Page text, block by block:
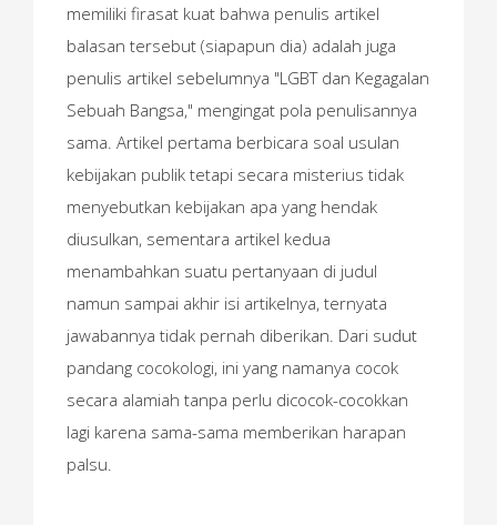
memiliki firasat kuat bahwa penulis artikel
balasan tersebut (siapapun dia) adalah juga
penulis artikel sebelumnya "LGBT dan Kegagalan
Sebuah Bangsa," mengingat pola penulisannya
sama. Artikel pertama berbicara soal usulan
kebijakan publik tetapi secara misterius tidak
menyebutkan kebijakan apa yang hendak
diusulkan, sementara artikel kedua
menambahkan suatu pertanyaan di judul
namun sampai akhir isi artikelnya, ternyata
jawabannya tidak pernah diberikan. Dari sudut
pandang cocokologi, ini yang namanya cocok
secara alamiah tanpa perlu dicocok-cocokkan
lagi karena sama-sama memberikan harapan
palsu.